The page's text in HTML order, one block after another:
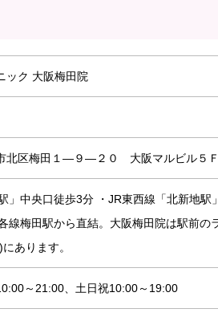
ック 大阪梅田院
北区梅田１―９―２０ 大阪マルビル５Ｆ
」中央口徒歩3分 ・JR東西線「北新地
線梅田駅から直結。大阪梅田院は駅前
あります。
～21:00、土日祝10:00～19:00